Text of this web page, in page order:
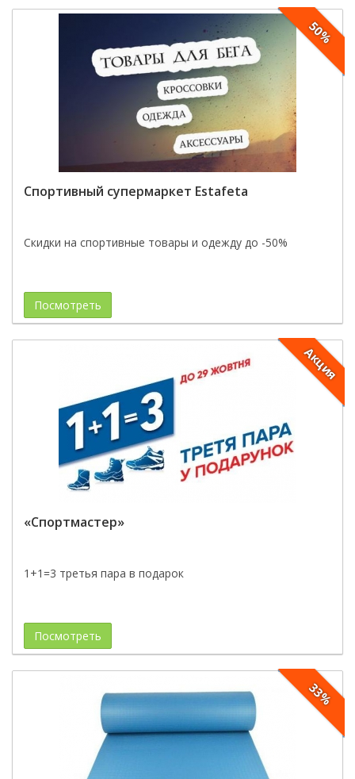
50%
Спортивный супермаркет Estafeta
Скидки на спортивные товары и одежду до -50%
Посмотреть
Акция
«Спортмастер»
1+1=3 третья пара в подарок
Посмотреть
33%